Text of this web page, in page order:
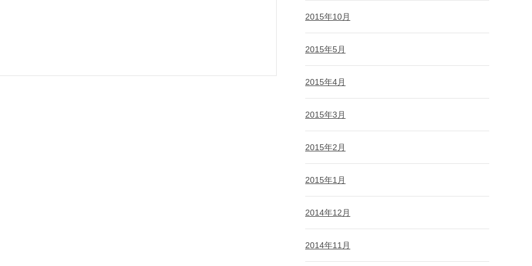
2015年10月
2015年5月
2015年4月
2015年3月
2015年2月
2015年1月
2014年12月
2014年11月